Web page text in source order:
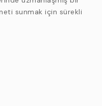
sunmak için sürekli